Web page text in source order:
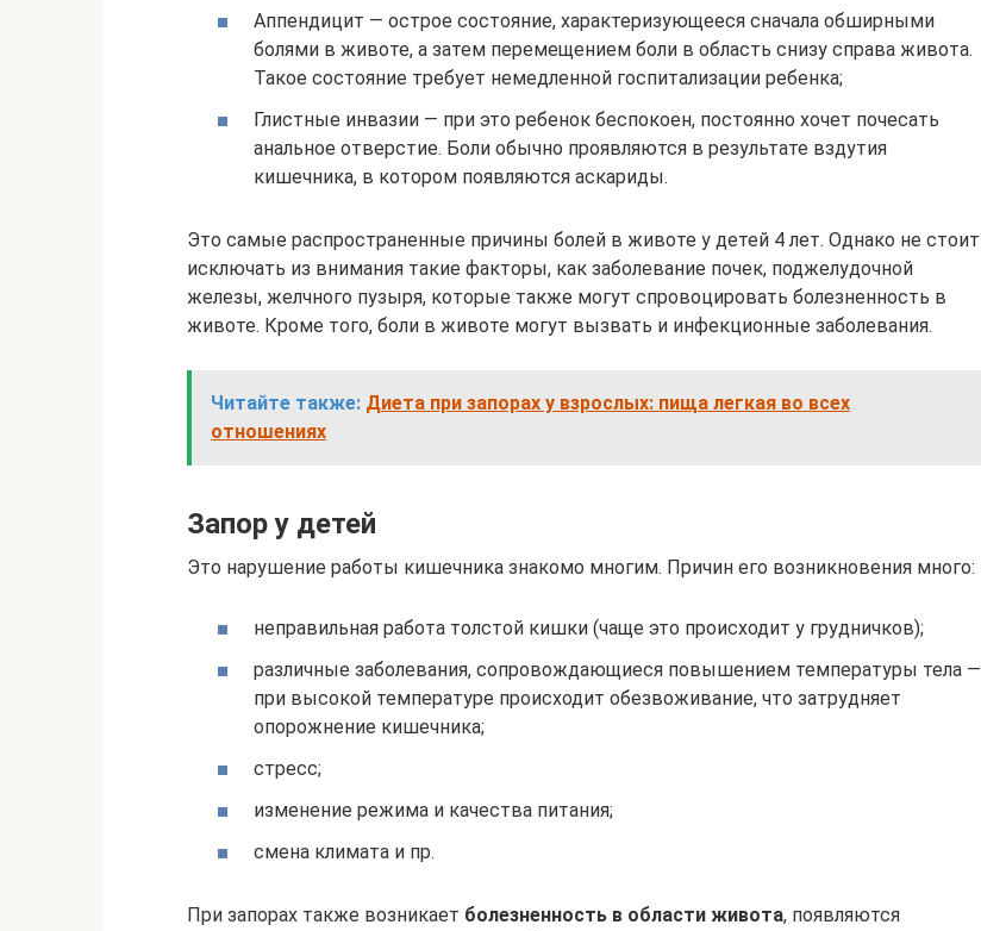
Аппендицит — острое состояние, характеризующееся сначала обширными
болями в животе, а затем перемещением боли в область снизу справа живота.
Такое состояние требует немедленной госпитализации ребенка;
Глистные инвазии — при это ребенок беспокоен, постоянно хочет почесать
анальное отверстие. Боли обычно проявляются в результате вздутия
кишечника, в котором появляются аскариды.
Это самые распространенные причины болей в животе у детей 4 лет. Однако не стоит
исключать из внимания такие факторы, как заболевание почек, поджелудочной
железы, желчного пузыря, которые также могут спровоцировать болезненность в
животе. Кроме того, боли в животе могут вызвать и инфекционные заболевания.
Читайте также: Диета при запорах у взрослых: пища легкая во всех
отношениях
Запор у детей
Это нарушение работы кишечника знакомо многим. Причин его возникновения много:
неправильная работа толстой кишки (чаще это происходит у грудничков);
различные заболевания, сопровождающиеся повышением температуры тела —
при высокой температуре происходит обезвоживание, что затрудняет
опорожнение кишечника;
стресс;
изменение режима и качества питания;
смена климата и пр.
При запорах также возникает болезненность в области живота, появляются